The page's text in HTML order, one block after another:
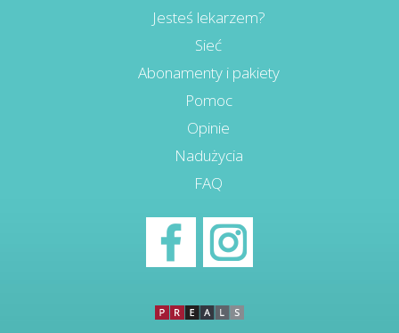
Jesteś lekarzem?
Sieć
Abonamenty i pakiety
Pomoc
Opinie
Nadużycia
FAQ